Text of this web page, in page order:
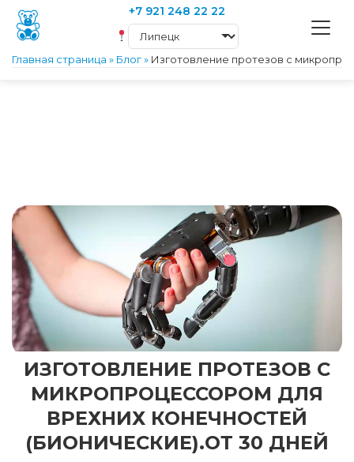
+7 921 248 22 22
Главная страница » Блог» Изготовление протезов с
ИЗГОТОВЛЕНИЕ ПРОТЕЗОВ С
МИКРОПРОЦЕССОРОМ ДЛЯ
ВРЕХНИХ КОНЕЧНОСТЕЙ
(БИОНИЧЕСКИЕ).ОТ 30 ДНЕЙ